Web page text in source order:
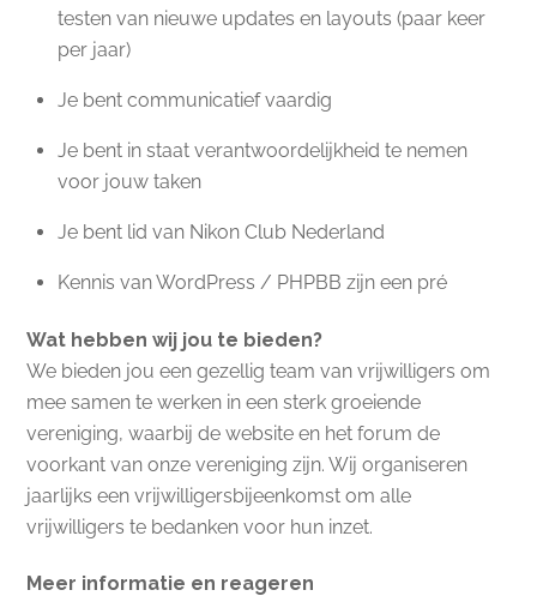
testen van nieuwe updates en layouts (paar keer
per jaar)
Je bent communicatief vaardig
Je bent in staat verantwoordelijkheid te nemen
voor jouw taken
Je bent lid van Nikon Club Nederland
Kennis van WordPress / PHPBB zijn een pré
Wat hebben wij jou te bieden?
We bieden jou een gezellig team van vrijwilligers om
mee samen te werken in een sterk groeiende
vereniging, waarbij de website en het forum de
voorkant van onze vereniging zijn. Wij organiseren
jaarlijks een vrijwilligersbijeenkomst om alle
vrijwilligers te bedanken voor hun inzet.
Meer informatie en reageren